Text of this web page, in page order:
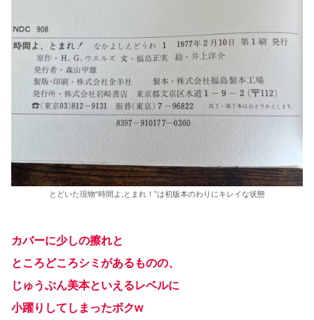
とどいた現物“時間よ,とまれ！”は初版本のわりにキレイな状態
カバーに少しの擦れと
ところどころシミがあるものの、
じゅうぶん美本といえるレベルに
小躍りしてしまったボクw